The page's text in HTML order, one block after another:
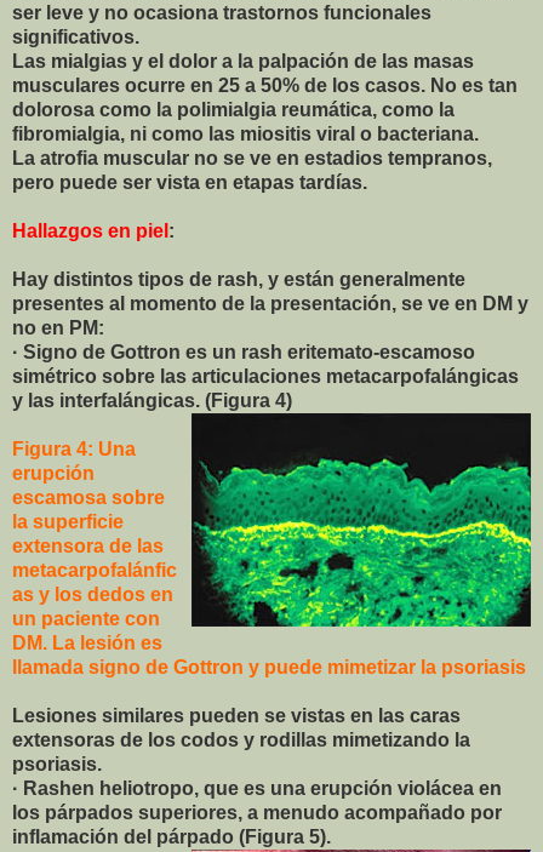
ser leve y no ocasiona trastornos funcionales
significativos.
Las mialgias y el dolor a la palpación de las masas
musculares ocurre en 25 a 50% de los casos. No es tan
dolorosa como la polimialgia reumática, como la
fibromialgia, ni como las miositis viral o bacteriana.
La atrofia muscular no se ve en estadios tempranos,
pero puede ser vista en etapas tardías.
Hallazgos en piel :
Hay distintos tipos de rash, y están generalmente
presentes al momento de la presentación, se ve en DM y
no en PM:
· Signo de Gottron es un rash eritemato-escamoso
simétrico sobre las articulaciones metacarpofalángicas
y las interfalángicas. (Figura 4)
Figura 4: Una
erupción
escamosa sobre
la superficie
extensora de las
metacarpofalánfic
as y los dedos en
un paciente con
DM. La lesión es
llamada signo de Gottron y puede mimetizar la psoriasis
Lesiones similares pueden se vistas en las caras
extensoras de los codos y rodillas mimetizando la
psoriasis.
· Rashen heliotropo, que es una erupción violácea en
los párpados superiores, a menudo acompañado por
inflamación del párpado (Figura 5).